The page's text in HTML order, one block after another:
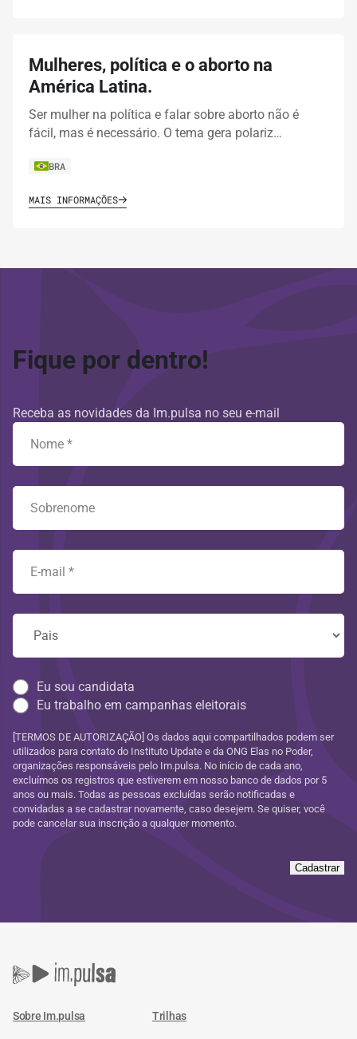
Mulheres, política e o aborto na
América Latina.
Ser mulher na política e falar sobre aborto não é
fácil, mas é necessário. O tema gera polariz…
BRA
MAIS INFORMAÇÕES
Fique por dentro!
Receba as novidades da Im.pulsa no seu e-mail
Eu sou candidata
Eu trabalho em campanhas eleitorais
[TERMOS DE AUTORIZAÇÃO] Os dados aqui compartilhados podem ser
utilizados para contato do Instituto Update e da ONG Elas no Poder,
organizações responsáveis pelo Im.pulsa. No início de cada ano,
excluímos os registros que estiverem em nosso banco de dados por 5
anos ou mais. Todas as pessoas excluídas serão notificadas e
convidadas a se cadastrar novamente, caso desejem. Se quiser, você
pode cancelar sua inscrição a qualquer momento.
Cadastrar
Sobre Im.pulsa Trilhas